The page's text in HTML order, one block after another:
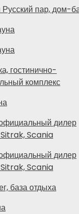
пар, дом-
гостинично-
комплекс
дилер
Scania
дилер
Scania
база отдыха